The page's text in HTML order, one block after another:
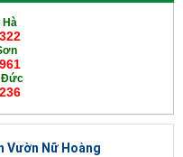
Hà
Đức
Vườn Nữ Hoàng